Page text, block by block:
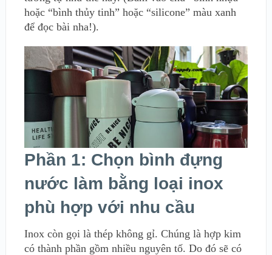
hoặc “bình thủy tinh” hoặc “silicone” màu xanh
để đọc bài nha!).
Phần 1: Chọn bình đựng
nước làm bằng loại inox
phù hợp với nhu cầu
Inox còn gọi là thép không gỉ. Chúng là hợp kim
có thành phần gồm nhiều nguyên tố. Do đó sẽ có